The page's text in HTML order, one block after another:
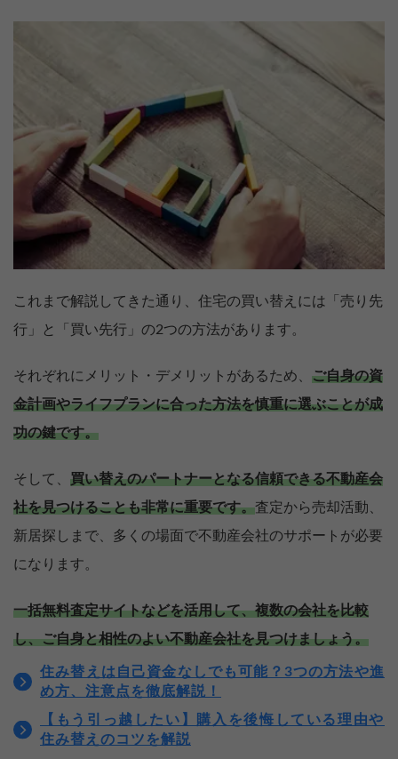
これまで解説してきた通り、住宅の買い替えには「売り先
行」と「買い先行」の2つの方法があります。
それぞれにメリット・デメリットがあるため、 ご自身の資
金計画やライフプランに合った方法を慎重に選ぶことが成
功の鍵です。
そして、 買い替えのパートナーとなる信頼できる不動産会
社を見つけることも非常に重要です。査定から売却活動、
新居探しまで、多くの場面で不動産会社のサポートが必要
になります。
一括無料査定サイトなどを活用して、複数の会社を比較
し、ご自身と相性のよい不動産会社を見つけましょう。
住み替えは自己資金なしでも可能？3つの方法や進
め方、注意点を徹底解説！
【もう引っ越したい】購入を後悔している理由や
住み替えのコツを解説